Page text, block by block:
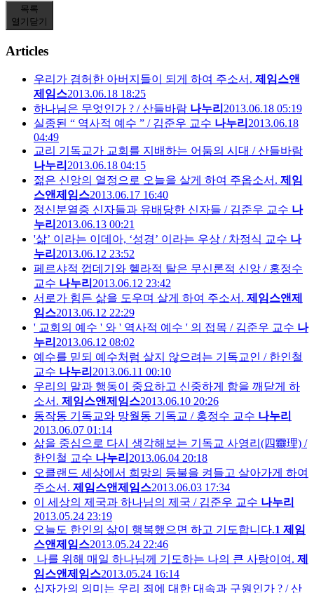
목록
열기 닫기
Articles
우리가 겸허한 아버지들이 되게 하여 주소서. 제임스앤
제임스2013.06.18 18:25
하나님은 무엇인가 ? / 산들바람 나누리 2013.06.18 05:19
실종된 “ 역사적 예수 ” / 김준우 교수 나누리 2013.06.18
04:49
교리 기독교가 교회를 지배하는 어둠의 시대 / 산들바람
나누리 2013.06.18 04:15
젊은 신앙의 열정으로 오늘을 살게 하여 주옵소서. 제임
스앤제임스2013.06.17 16:40
정신분열증 신자들과 유배당한 신자들 / 김준우 교수 나
누리 2013.06.13 00:21
'삶’ 이라는 이데아, ‘성경’ 이라는 우상 / 차정식 교수 나
누리 2013.06.12 23:52
페르샤적 껍데기와 헬라적 탈은 무신론적 신앙 / 홍정수
교수 나누리 2013.06.12 23:42
서로가 힘든 삶을 도우며 살게 하여 주소서. 제임스앤제
임스2013.06.12 22:29
' 교회의 예수 ' 와 ' 역사적 예수 ' 의 접목 / 김준우 교수 나
누리 2013.06.12 08:02
예수를 믿되 예수처럼 살지 않으려는 기독교인 / 한인철
교수 나누리 2013.06.11 00:10
우리의 말과 행동이 중요하고 신중하게 함을 깨닫게 하
소서. 제임스앤제임스2013.06.10 20:26
동작동 기독교와 망월동 기독교 / 홍정수 교수 나누리
2013.06.07 01:14
삶을 중심으로 다시 생각해보는 기독교 사영리(四靈理) /
한인철 교수 나누리 2013.06.04 20:18
오클랜드 세상에서 희망의 등불을 켜들고 살아가게 하여
주소서. 제임스앤제임스2013.06.03 17:34
이 세상의 제국과 하나님의 제국 / 김준우 교수 나누리
2013.05.24 23:19
오늘도 한인의 삶이 행복했으면 하고 기도합니다.1 제임
스앤제임스2013.05.24 22:46
나를 위해 매일 하나님께 기도하는 나의 큰 사랑이여. 제
임스앤제임스2013.05.24 16:14
십자가의 의미는 우리 죄에 대한 대속과 구원인가 ? / 산